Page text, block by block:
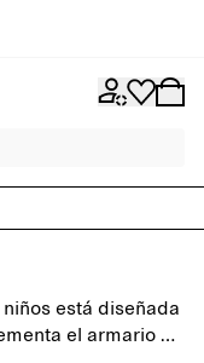
está diseñada
el armario de